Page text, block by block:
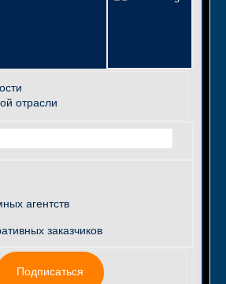
отрасли
агентств
заказчиков
Подписаться